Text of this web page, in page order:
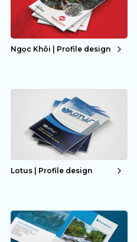
Ngọc Khôi | Profile design
Lotus | Profile design